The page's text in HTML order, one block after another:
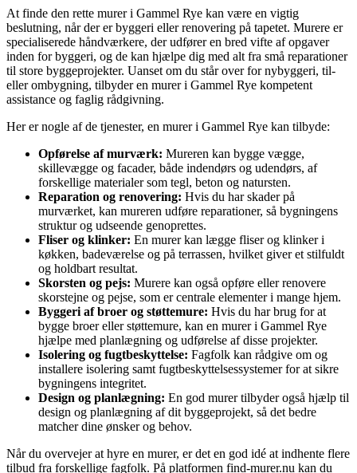
At finde den rette murer i Gammel Rye kan være en vigtig
beslutning, når der er byggeri eller renovering på tapetet. Murere er
specialiserede håndværkere, der udfører en bred vifte af opgaver
inden for byggeri, og de kan hjælpe dig med alt fra små reparationer
til store byggeprojekter. Uanset om du står over for nybyggeri, til-
eller ombygning, tilbyder en murer i Gammel Rye kompetent
assistance og faglig rådgivning.
Her er nogle af de tjenester, en murer i Gammel Rye kan tilbyde:
Opførelse af murværk: Mureren kan bygge vægge,
skillevægge og facader, både indendørs og udendørs, af
forskellige materialer som tegl, beton og natursten.
Reparation og renovering: Hvis du har skader på
murværket, kan mureren udføre reparationer, så bygningens
struktur og udseende genoprettes.
Fliser og klinker: En murer kan lægge fliser og klinker i
køkken, badeværelse og på terrassen, hvilket giver et stilfuldt
og holdbart resultat.
Skorsten og pejs: Murere kan også opføre eller renovere
skorstejne og pejse, som er centrale elementer i mange hjem.
Byggeri af broer og støttemure: Hvis du har brug for at
bygge broer eller støttemure, kan en murer i Gammel Rye
hjælpe med planlægning og udførelse af disse projekter.
Isolering og fugtbeskyttelse: Fagfolk kan rådgive om og
installere isolering samt fugtbeskyttelsessystemer for at sikre
bygningens integritet.
Design og planlægning: En god murer tilbyder også hjælp til
design og planlægning af dit byggeprojekt, så det bedre
matcher dine ønsker og behov.
Når du overvejer at hyre en murer, er det en god idé at indhente flere
tilbud fra forskellige fagfolk. På platformen find-murer.nu kan du